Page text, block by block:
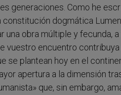
generaciones. Como he
constitución dogmática
obra múltiple y fecunda,
vuestro encuentro
se plantean hoy en el
apertura a la dimensión
que, sin embargo,